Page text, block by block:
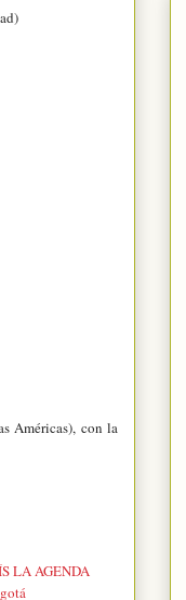
Américas), con la
LA AGENDA